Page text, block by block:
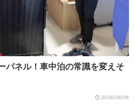
パネル！車中泊の常識を変えそ
2026/08/06